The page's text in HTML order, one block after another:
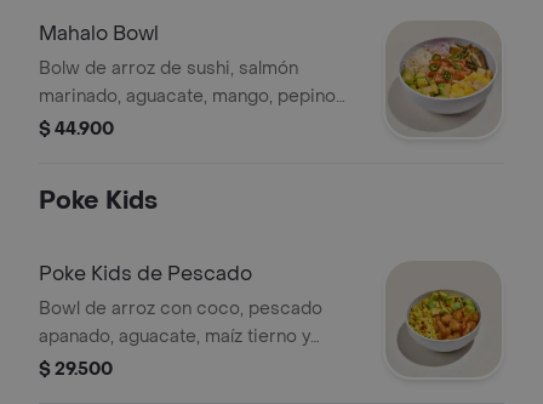
Mahalo Bowl
Bolw de arroz de sushi, salmón
marinado, aguacate, mango, pepino
asiático, crispy noodles, cebollín,
$ 44.900
Poke Kids
Poke Kids de Pescado
Bowl de arroz con coco, pescado
apanado, aguacate, maíz tierno y
teriyaki.
$ 29.500